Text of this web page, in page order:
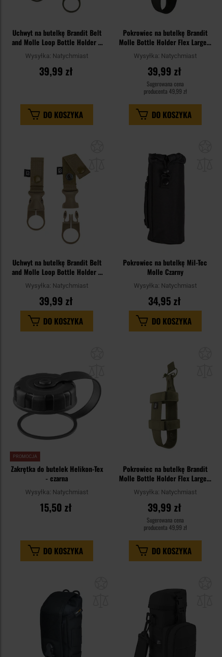
Uchwyt na butelkę Brandit Belt
and Molle Loop Bottle Holder 2
szt. - Olive
Wysyłka: Natychmiast
39,99 zł
DO KOSZYKA
Pokrowiec na butelkę Brandit
Molle Bottle Holder Flex Large -
Black
Wysyłka: Natychmiast
39,99 zł
Sugerowana cena
producenta 49,99 zł
DO KOSZYKA
Uchwyt na butelkę Brandit Belt
and Molle Loop Bottle Holder 2
szt. - Coyote
Wysyłka: Natychmiast
39,99 zł
DO KOSZYKA
Pokrowiec na butelkę Mil-Tec
Molle Czarny
Wysyłka: Natychmiast
34,95 zł
DO KOSZYKA
PROMOCJA
Zakrętka do butelek Helikon-Tex
- czarna
Wysyłka: Natychmiast
15,50 zł
DO KOSZYKA
Pokrowiec na butelkę Brandit
Molle Bottle Holder Flex Large -
Olive
Wysyłka: Natychmiast
39,99 zł
Sugerowana cena
producenta 49,99 zł
DO KOSZYKA